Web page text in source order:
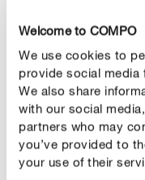
Welcome to COMPO
We use cookies to
provide social media
We also share
with our social
partners who may
you’ve provided to
your use of their
ENTRETENIR
Entretenir
Combien d'eau les